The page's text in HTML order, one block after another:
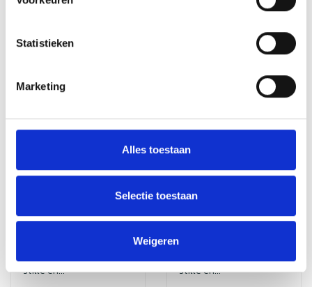
Statistieken
Marketing
Alles toestaan
Selectie toestaan
Weigeren
Nedfan.NL
Geluidsdemper 125
met SAFE
horecaventilatie.
stille en...
Nedfan.NL
Geluidsdemper 225
met SAFE
Nedfan voor
horecaventilatie.
stille en...